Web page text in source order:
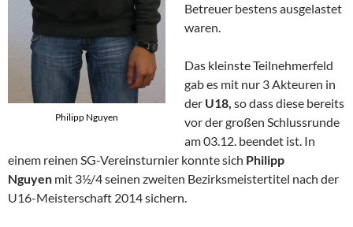
Philipp Nguyen
Betreuer bestens ausgelastet
waren.
Das kleinste Teilnehmerfeld
gab es mit nur 3 Akteuren in
der U18, so dass diese bereits
vor der großen Schlussrunde
am 03.12. beendet ist. In
einem reinen SG-Vereinsturnier konnte sich Philipp
Nguyen mit 3½/4 seinen zweiten Bezirksmeistertitel nach der
U16-Meisterschaft 2014 sichern.